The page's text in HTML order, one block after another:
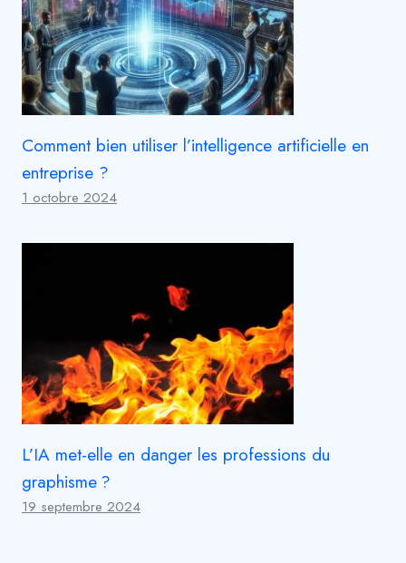
Comment bien utiliser l’intelligence artificielle en
entreprise ?
1 octobre 2024
L’IA met-elle en danger les professions du
graphisme ?
19 septembre 2024